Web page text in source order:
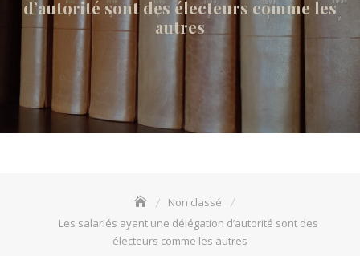
d’autorité sont des électeurs comme les
autres
Non classé
Les salariés ayant une délégation d’autorité sont des
électeurs comme les autres